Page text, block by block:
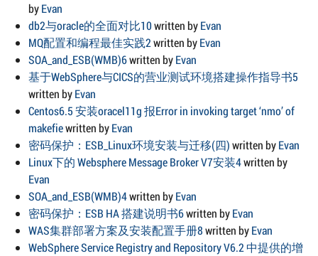
byEvan
db2与oracle的全面对比10written byEvan
MQ配置和编程最佳实践2written byEvan
SOA_and_ESB(WMB)6written byEvan
基于WebSphere与CICS的营业测试环境搭建操作指导书5
written byEvan
Centos6.5 安装oracel11g 报Error in invoking target ‘nmo’ of
makefiewritten byEvan
密码保护：ESB_Linux环境安装与迁移(四)written byEvan
Linux下的 Websphere Message Broker V7安装4written by
Evan
SOA_and_ESB(WMB)4written byEvan
密码保护：ESB HA 搭建说明书6written byEvan
WAS集群部署方案及安装配置手册8written byEvan
WebSphere Service Registry and Repository V6.2 中提供的增